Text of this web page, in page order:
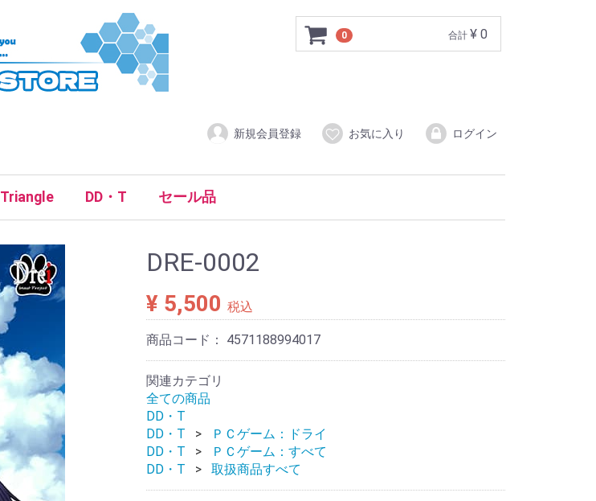
0 合計 ¥ 0
新規会員登録 お気に入り ログイン
Triangle DD・T セール品
DRE-0002
¥ 5,500 税込
商品コード： 4571188994017
関連カテゴリ
全ての商品
DD・T
DD・T
ＰＣゲーム：ドライ
DD・T
ＰＣゲーム：すべて
DD・T
取扱商品すべて